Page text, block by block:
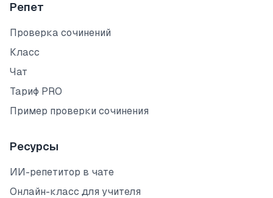
Репет
Проверка сочинений
Класс
Чат
Тариф PRO
Пример проверки сочинения
Ресурсы
ИИ-репетитор в чате
Онлайн-класс для учителя